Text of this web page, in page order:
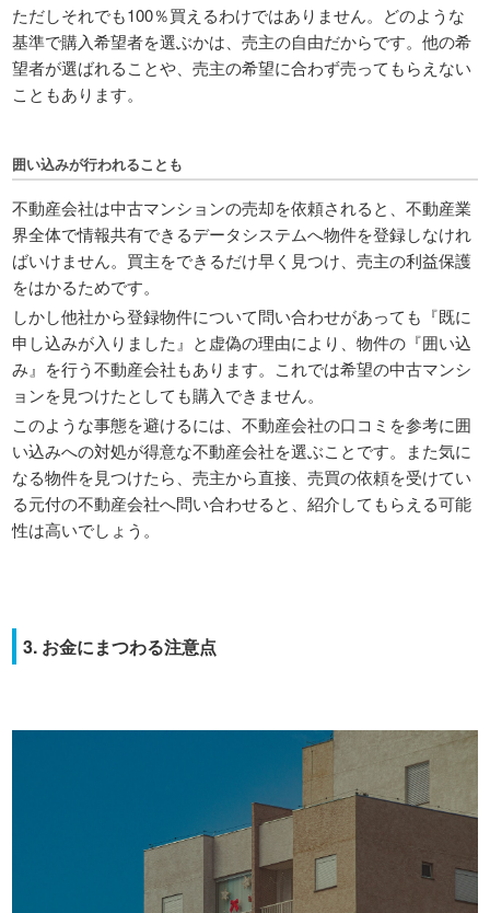
ただしそれでも100％買えるわけではありません。どのような
基準で購入希望者を選ぶかは、売主の自由だからです。他の希
望者が選ばれることや、売主の希望に合わず売ってもらえない
こともあります。
囲い込みが行われることも
不動産会社は中古マンションの売却を依頼されると、不動産業
界全体で情報共有できるデータシステムへ物件を登録しなけれ
ばいけません。買主をできるだけ早く見つけ、売主の利益保護
をはかるためです。
しかし他社から登録物件について問い合わせがあっても『既に
申し込みが入りました』と虚偽の理由により、物件の『囲い込
み』を行う不動産会社もあります。これでは希望の中古マンシ
ョンを見つけたとしても購入できません。
このような事態を避けるには、不動産会社の口コミを参考に囲
い込みへの対処が得意な不動産会社を選ぶことです。また気に
なる物件を見つけたら、売主から直接、売買の依頼を受けてい
る元付の不動産会社へ問い合わせると、紹介してもらえる可能
性は高いでしょう。
3. お金にまつわる注意点